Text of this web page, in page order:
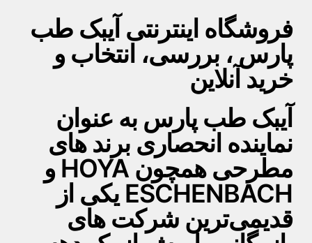
فروشگاه اینترنتی آیبک طب
پارس ، بررسی، انتخاب و
خرید آنلاین
آیبک طب پارس به عنوان
نماینده انحصاری برند های
مطرحی همچون HOYA و
ESCHENBACH یکی از
قدیمی‌ترین شرکت های